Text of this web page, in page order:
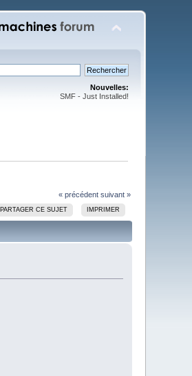
Nouvelles:
SMF - Just Installed!
« précédent suivant »
PARTAGER CE SUJET IMPRIMER